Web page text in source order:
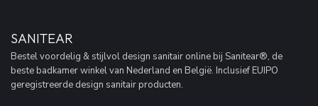
SANITEAR
Bestel voordelig & stijlvol design sanitair online bij Sanitear®, de
beste badkamer winkel van Nederland en België. Inclusief EUIPO
geregistreerde design sanitair producten.